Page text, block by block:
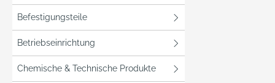
Befestigungsteile
Betriebseinrichtung
Chemische & Technische Produkte